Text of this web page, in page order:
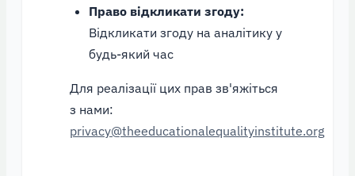
Право відкликати згоду:
Відкликати згоду на аналітику у
будь-який час
Для реалізації цих прав зв'яжіться
з нами:
privacy@theeducationalequalityinstitute.org